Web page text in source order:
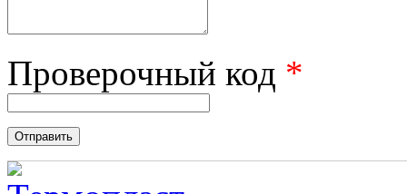
Проверочный код *